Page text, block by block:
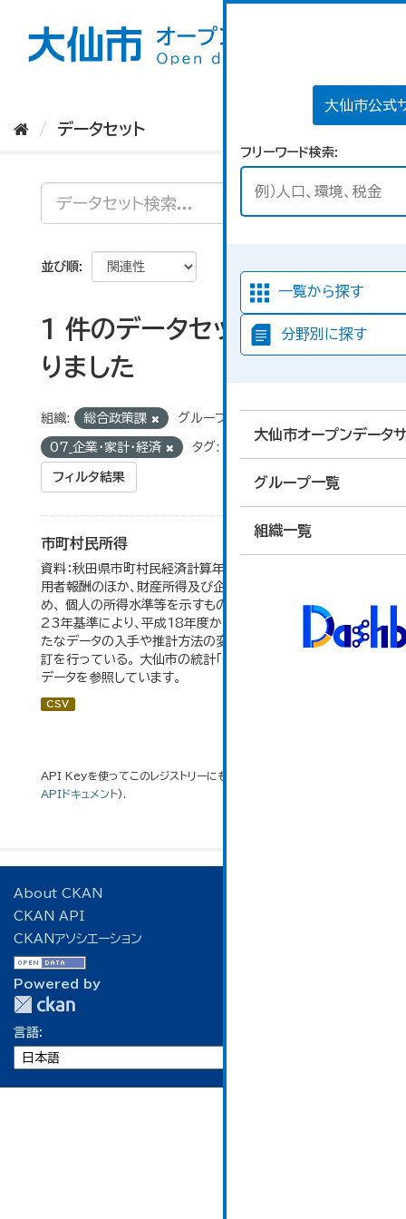
大仙市公式
フリーワード検索
一覧から探す
分野別に探す
大仙市オープンデータ
グループ一覧
組織一覧
データセット
並び順
1 件のデータセットが見つか
りました
組織: 総合政策課 グループ:
07_企業・家計・経済 タグ:
フィルタ結果
市町村民所得
資料：秋田県市町村民経済計算年報。市町村民所得は、雇
用者報酬のほか、財産所得及び企業所得も含んでいるた
め、 個人の所得水準等を示すものではない。数値は平成
23年基準により、平成18年度から作成されたもので、 新
たなデータの入手や推計方法の変更により、毎年度遡及改
訂を行っている。 大仙市の統計「16-2 市町村民所得」の
データを参照しています。
CSV
API Keyを使ってこのレジストリーにもアクセス可能です
APIドキュメント).
About CKAN
CKAN API
CKANアソシエーション
Powered by
言語